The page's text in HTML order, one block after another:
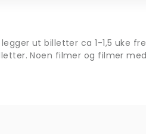
legger ut billetter ca 1-1,5 uke
Noen filmer og filmer